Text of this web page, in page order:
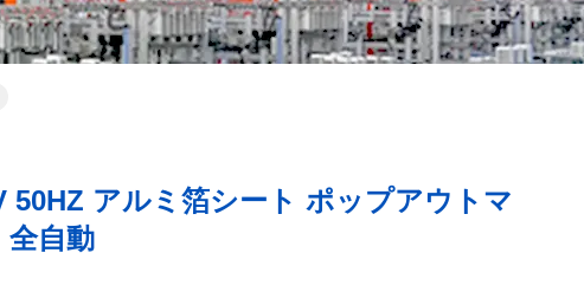
50HZ アルミ箔シート ポップアウトマ
全自動